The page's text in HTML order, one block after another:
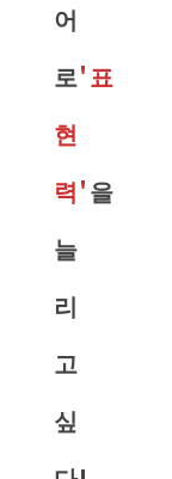
어
로'표
현
력'을
늘
리
고
싶